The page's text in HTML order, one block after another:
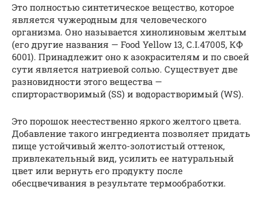
Это полностью синтетическое вещество, которое
является чужеродным для человеческого
организма. Оно называется хинолиновым желтым
(его другие названия — Food Yellow 13, С.I.47005, КФ
6001). Принадлежит оно к азокрасителям и по своей
сути является натриевой солью. Существует две
разновидности этого вещества —
спирторастворимый (SS) и водорастворимый (WS).
Это порошок неестественно яркого желтого цвета.
Добавление такого ингредиента позволяет придать
пище устойчивый желто-золотистый оттенок,
привлекательный вид, усилить ее натуральный
цвет или вернуть его продукту после
обесцвечивания в результате термообработки.